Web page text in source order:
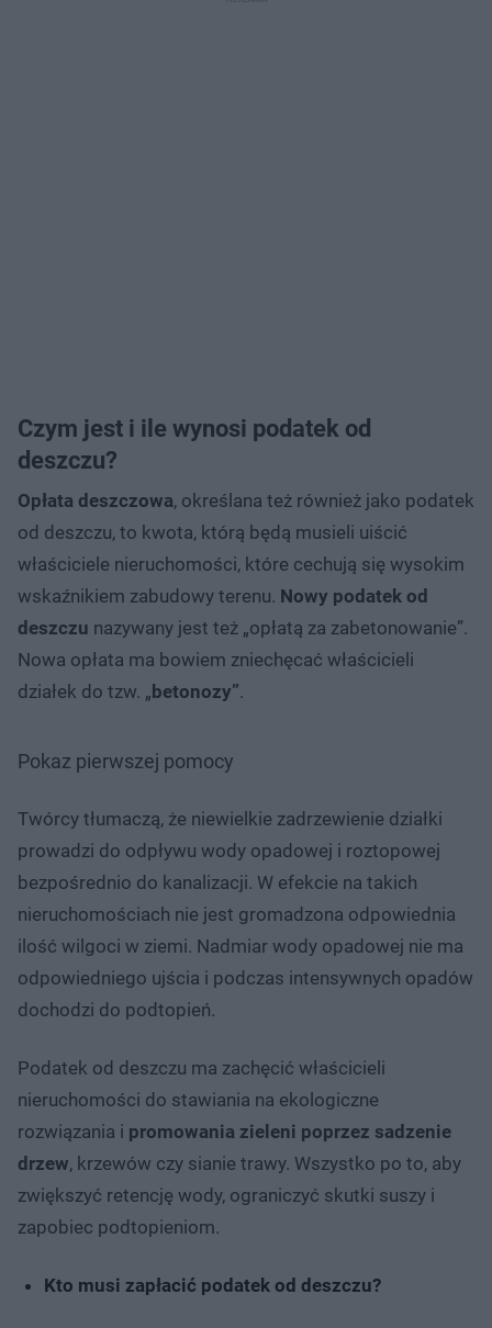
Czym jest i ile wynosi podatek od
deszczu?
Opłata deszczowa, określana też również jako podatek
od deszczu, to kwota, którą będą musieli uiścić
właściciele nieruchomości, które cechują się wysokim
wskaźnikiem zabudowy terenu. Nowy podatek od
deszczu nazywany jest też „opłatą za zabetonowanie”.
Nowa opłata ma bowiem zniechęcać właścicieli
działek do tzw. „betonozy”.
Pokaz pierwszej pomocy
Twórcy tłumaczą, że niewielkie zadrzewienie działki
prowadzi do odpływu wody opadowej i roztopowej
bezpośrednio do kanalizacji. W efekcie na takich
nieruchomościach nie jest gromadzona odpowiednia
ilość wilgoci w ziemi. Nadmiar wody opadowej nie ma
odpowiedniego ujścia i podczas intensywnych opadów
dochodzi do podtopień.
Podatek od deszczu ma zachęcić właścicieli
nieruchomości do stawiania na ekologiczne
rozwiązania i promowania zieleni poprzez sadzenie
drzew, krzewów czy sianie trawy. Wszystko po to, aby
zwiększyć retencję wody, ograniczyć skutki suszy i
zapobiec podtopieniom.
Kto musi zapłacić podatek od deszczu?